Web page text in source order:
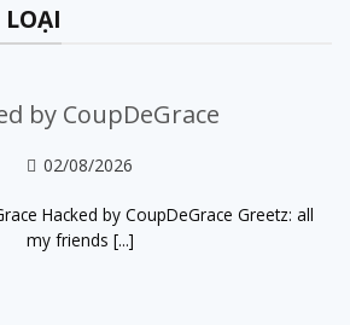
by CoupDeGrace
02/08/2026
Hacked by CoupDeGrace Greetz: all
my friends [...]